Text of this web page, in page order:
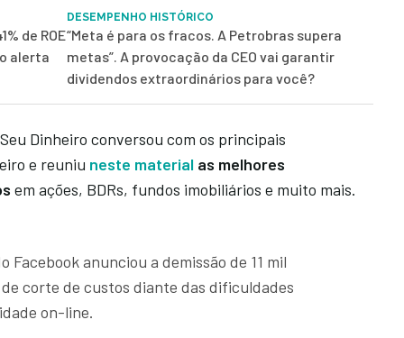
de ROE
alerta
DESEMPENHO HISTÓRICO
“Meta é para os fracos. A Petrobras supera
metas”. A provocação da CEO vai garantir
dividendos extraordinários para você?
Dinheiro conversou com os principais
e reuniu neste material as melhores
em ações, BDRs, fundos imobiliários e muito mais.
Facebook anunciou a demissão de 11 mil
corte de custos diante das dificuldades
on-line.